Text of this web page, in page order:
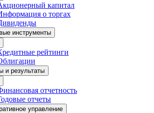
капитал
о торгах
инструменты
рейтинги
и результаты
отчетность
отчеты
управление